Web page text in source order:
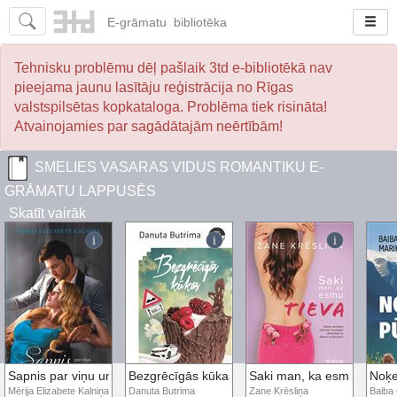
E-grāmatu bibliotēka
Tehnisku problēmu dēļ pašlaik 3td e-bibliotēkā nav
pieejama jaunu lasītāju reģistrācija no Rīgas
valstspilsētas kopkataloga. Problēma tiek risināta!
Atvainojamies par sagādātajām neērtībām!
SMELIES VASARAS VIDUS ROMANTIKU E-
GRĀMATU LAPPUSĒS
Skatīt vairāk
Sapnis par viņu un mūziklu
Mērija Elizabete Kalniņa
Bezgrēcīgās kūkas
Danuta Butrima
Saki man, ka esmu tieva
Zane Krēsliņa
Baiba